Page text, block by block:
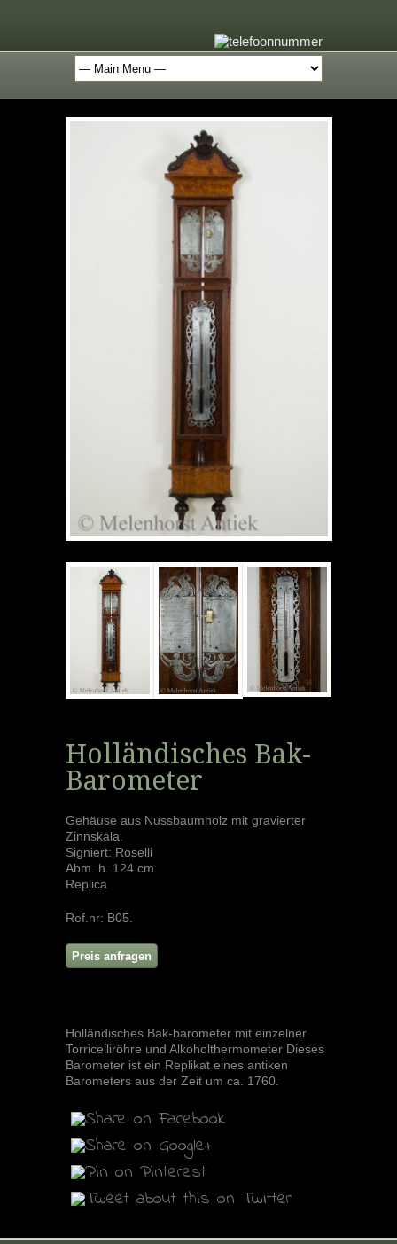
Holländisches Bak-
Barometer
Gehäuse aus Nussbaumholz mit gravierter
Zinnskala.
Signiert: Roselli
Abm. h. 124 cm
Replica
Ref.nr: B05
Holländisches Bak-barometer mit einzelner
Torricelliröhre und Alkoholthermometer Dieses
Barometer ist ein Replikat eines antiken
Barometers aus der Zeit um ca. 1760.